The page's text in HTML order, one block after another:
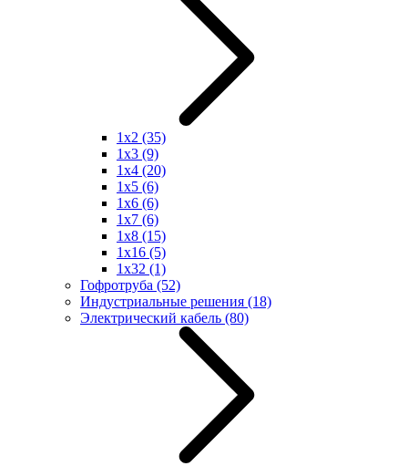
1x2 (35)
1x3 (9)
1x4 (20)
1x5 (6)
1x6 (6)
1x7 (6)
1x8 (15)
1x16 (5)
1x32 (1)
Гофротруба (52)
Индустриальные решения (18)
Электрический кабель (80)